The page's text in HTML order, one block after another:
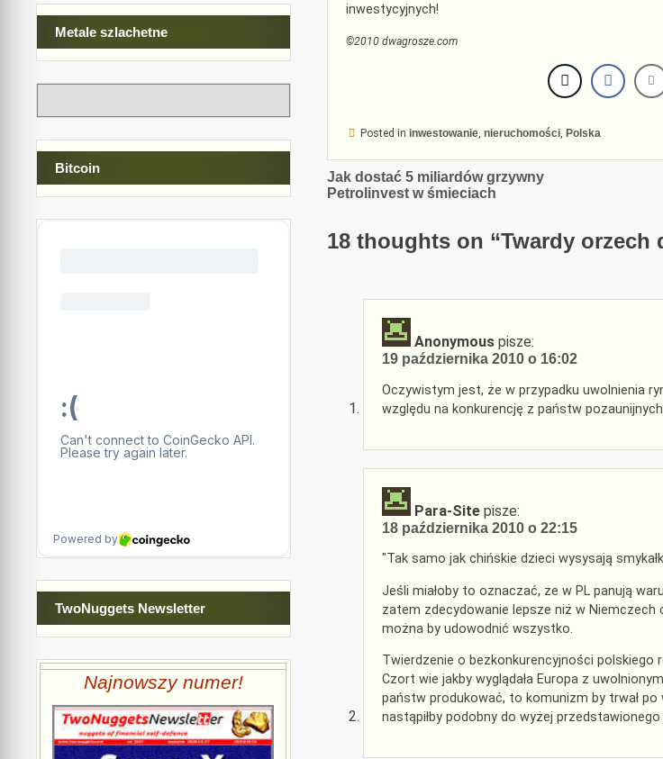
inwestycyjnych!
©2010 dwagrosze.com
Posted in inwestowanie, nieruchomości, Polska
Nawigacja
wpisu
Jak dostać 5 miliardów grzywny
Petrolinvest w śmieciach
18 thoughts on “Twardy orzech
Anonymous pisze:
19 października 2010 o 16:02
Oczywistym jest, że w przypadku uwolnienia
względu na konkurencję z państw
Para-Site pisze:
18 października 2010 o 22:15
"Tak samo jak chińskie dzieci wysysają
Jeśli miałoby to oznaczać, ze w PL panują
zatem zdecydowanie lepsze niż w Niemczech
można by udowodnić wszystko.
Twierdzenie o bezkonkurencyjności
Czort wie jakby wyglądała Europa z
państw produkować, to komunizm by trwał po
nastąpiłby podobny do wyżej
Metale szlachetne
Bitcoin
TwoNuggets Newsletter
Najnowszy numer!